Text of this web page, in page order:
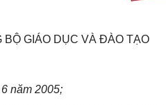
BỘ GIÁO DỤC VÀ ĐÀO TẠO
năm 2005;